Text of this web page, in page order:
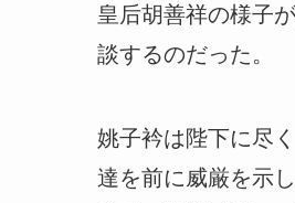
皇后胡善祥の様子
談するのだった。
姚子衿は陛下に尽
達を前に威厳を示